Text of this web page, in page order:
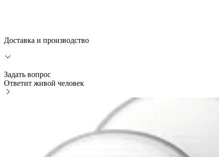
Доставка и производство
Задать вопрос
Ответит живой человек